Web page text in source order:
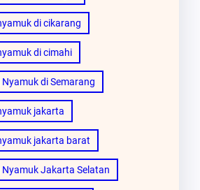
di cikarang
di cimahi
di Semarang
jakarta
jakarta barat
Jakarta Selatan